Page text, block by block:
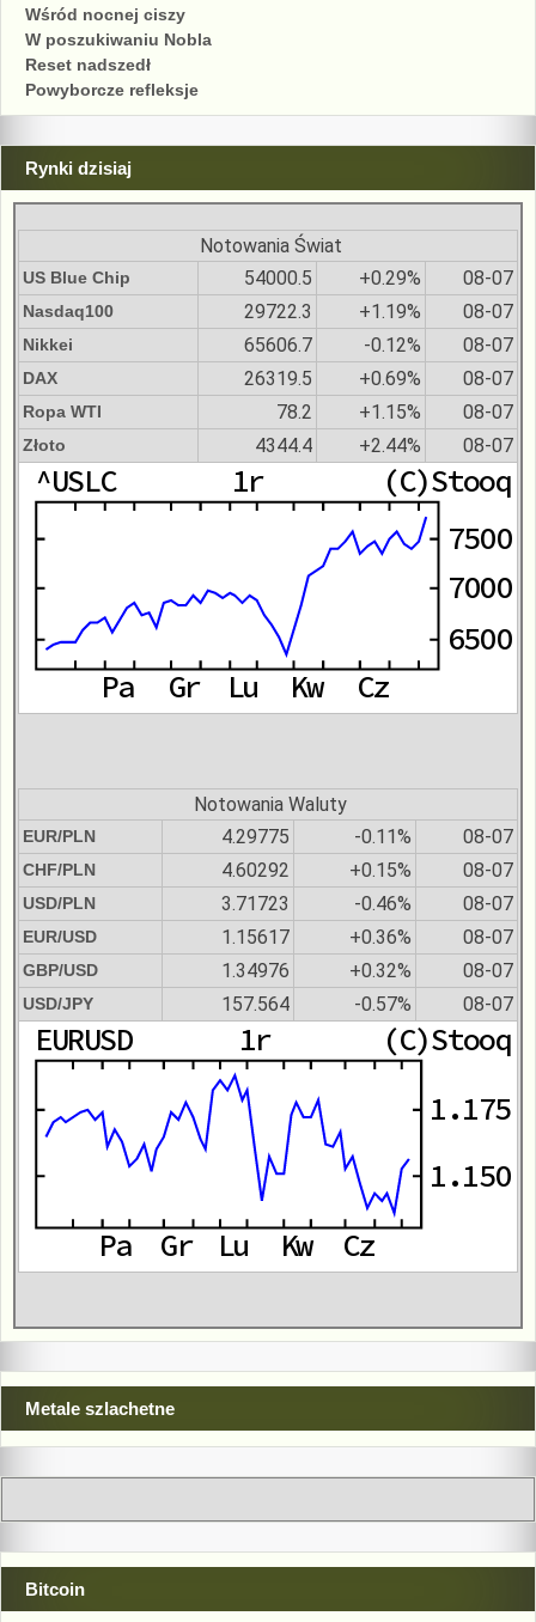
Wśród nocnej ciszy
W poszukiwaniu Nobla
Reset nadszedł
Powyborcze refleksje
Rynki dzisiaj
Notowania Świat
US Blue Chip 54000.5 +0.29% 08-07
Nasdaq100 29722.3 +1.19% 08-07
Nikkei 65606.7 -0.12% 08-07
DAX 26319.5 +0.69% 08-07
Ropa WTI 78.2 +1.15% 08-07
Złoto 4344.4 +2.44% 08-07
Notowania Waluty
EUR/PLN 4.29775 -0.11% 08-07
CHF/PLN 4.60292 +0.15% 08-07
USD/PLN 3.71723 -0.46% 08-07
EUR/USD 1.15617 +0.36% 08-07
GBP/USD 1.34976 +0.32% 08-07
USD/JPY 157.564 -0.57% 08-07
Metale szlachetne
Bitcoin